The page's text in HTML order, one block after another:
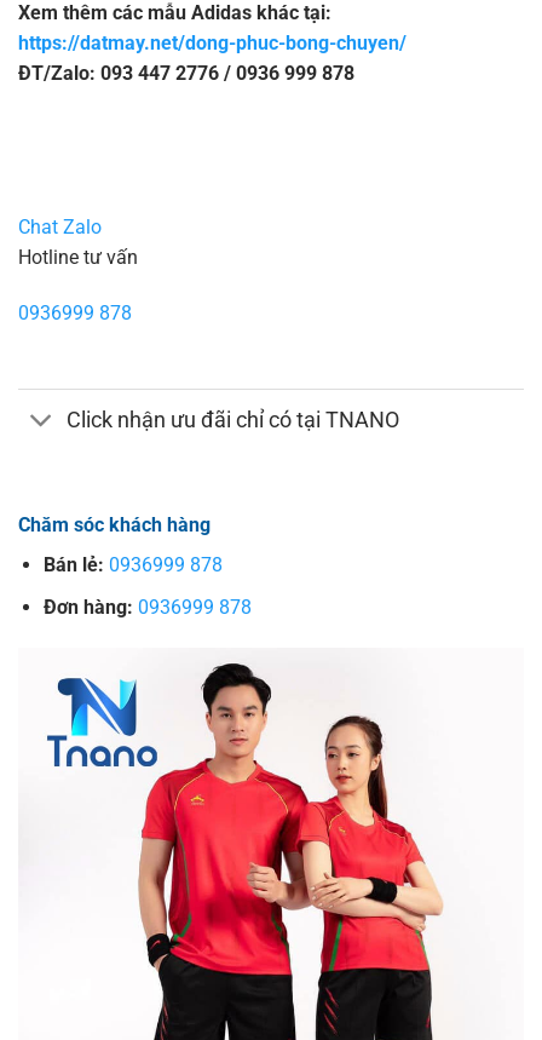
Xem thêm các mẫu Adidas khác tại:
https://datmay.net/dong-phuc-bong-chuyen/
ĐT/Zalo: 093 447 2776 / 0936 999 878
Chat Zalo
Hotline tư vấn
0936999 878
Click nhận ưu đãi chỉ có tại TNANO
Chăm sóc khách hàng
Bán lẻ: 0936999 878
Đơn hàng: 0936999 878